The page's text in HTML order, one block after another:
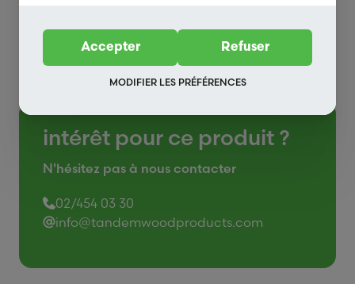
intérêt pour ce produit ?
N'hésitez pas à nous contacter
02/454 03 30
info@tandemwoodproducts.com
Accepter Refuser
MODIFIER LES PRÉFÉRENCES